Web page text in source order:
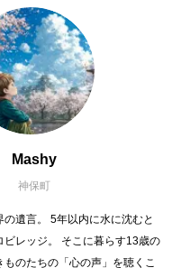
Mashy
神保町
の遺言。 5年以内に水に沈むと
ビレッジ。 そこに暮らす13歳の
ものたちの「心の声」を聴くこ